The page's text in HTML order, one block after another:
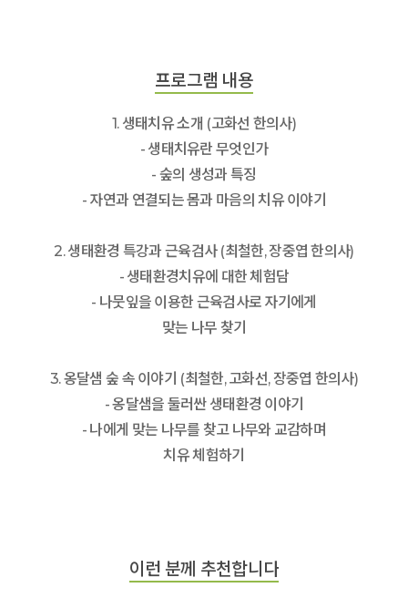
프로그램 내용
1. 생태치유 소개 (고화선 한의사)
- 생태치유란 무엇인가
- 숲의 생성과 특징
- 자연과 연결되는 몸과 마음의 치유 이야기
2. 생태환경 특강과 근육검사 (최철한, 장중엽 한의사)
- 생태환경치유에 대한 체험담
- 나뭇잎을 이용한 근육검사로 자기에게
맞는 나무 찾기
3. 옹달샘 숲 속 이야기 (최철한, 고화선, 장중엽 한의사)
- 옹달샘을 둘러싼 생태환경 이야기
- 나에게 맞는 나무를 찾고 나무와 교감하며
치유 체험하기
이런 분께 추천합니다